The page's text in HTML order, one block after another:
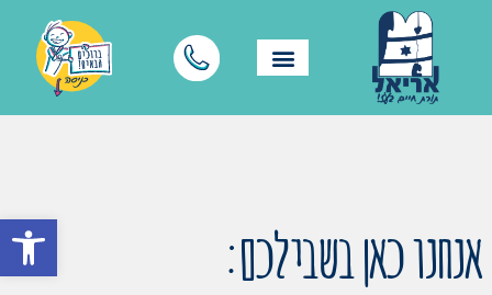
פתח אנחנו כאן בשבילכם: